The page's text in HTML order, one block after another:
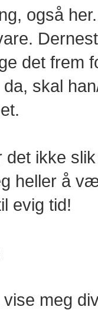
også
det frem
skal
ikke
heller å
evig tid!
meg